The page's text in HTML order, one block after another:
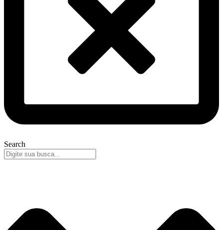
Search